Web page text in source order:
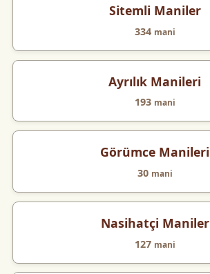
Sitemli Maniler
334 mani
Ayrılık Manileri
193 mani
Görümce Manileri
30 mani
Nasihatçi Maniler
127 mani